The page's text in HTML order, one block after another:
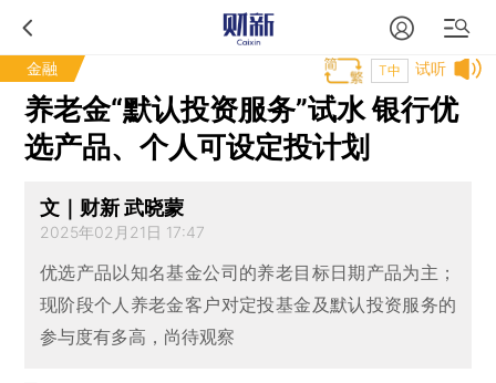
金融 试听
T中
养老金“默认投资服务”试水 银行优
选产品、个人可设定投计划
文｜财新 武晓蒙
2025年02月21日 17:47
优选产品以知名基金公司的养老目标日期产品为主；
现阶段个人养老金客户对定投基金及默认投资服务的
参与度有多高，尚待观察